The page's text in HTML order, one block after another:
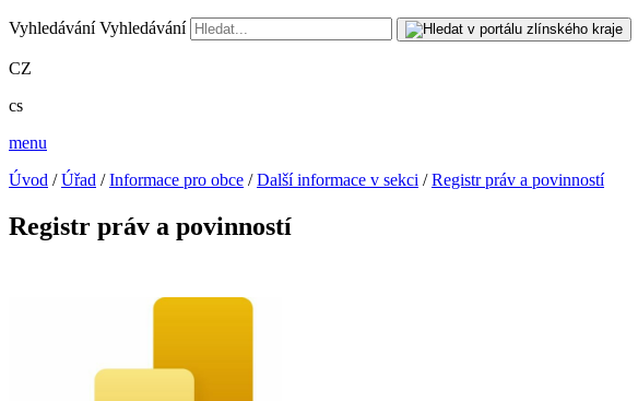
Vyhledávání Vyhledávání
CZ
cs
menu
Úvod /Úřad /Informace pro obce /Další informace v sekci /Registr práv a povinností
Registr práv a povinností